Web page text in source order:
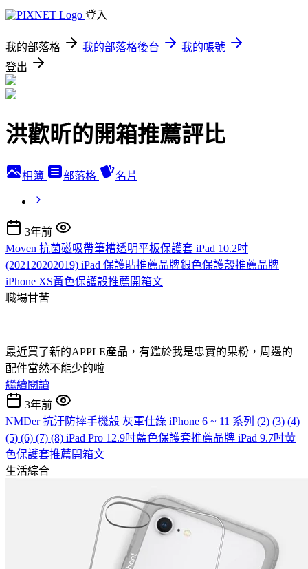
登入
我的部落格 我的部落格後台
我的帳號
登出
洪歡昕的開箱推薦評比
相簿 部落格 名片
3年前
Moven 抗菌磁吸帶筆槽透明平板保護套 iPad 10.2吋
(202120202019) iPad 保護貼推薦品牌銀色保護殼推薦品牌
iPhone XS黃色保護殼推薦開箱文
職場甘苦
最近買了新的APPLE產品，有鑑於我是忠實的果粉，周邊的
配件當然不能少的啦
繼續閱讀
3年前
NMDer 抗汙防摔手機殼 灰軍仕綠 iPhone 6 ~ 11 系列 (2) (3) (4)
(5) (6) (7) (8) iPad Pro 12.9吋藍色保護套推薦品牌 iPad 9.7吋黃
色保護套推薦開箱文
生活綜合